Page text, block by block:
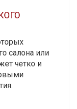
салона или
четко и